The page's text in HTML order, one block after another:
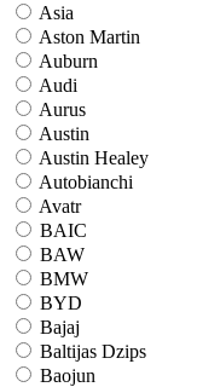
Asia
Aston Martin
Auburn
Audi
Aurus
Austin
Austin Healey
Autobianchi
Avatr
BAIC
BAW
BMW
BYD
Bajaj
Baltijas Dzips
Baojun